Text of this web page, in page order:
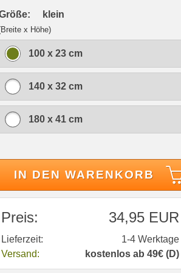
klein
x Höhe)
100 x 23 cm
140 x 32 cm
180 x 41 cm
IN DEN WARENKORB
Preis: 34,95 EUR
Lieferzeit:
1-4 Werktage
Versand:
kostenlos ab 49€ (D)